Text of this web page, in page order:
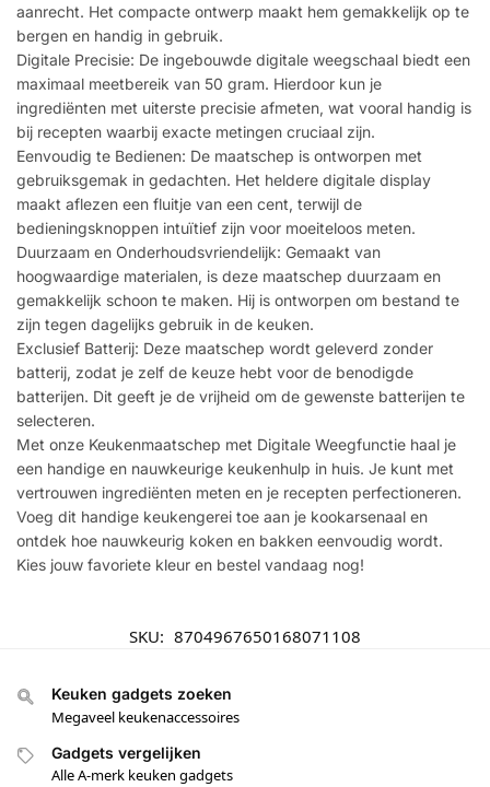
aanrecht. Het compacte ontwerp maakt hem gemakkelijk op te
bergen en handig in gebruik.
Digitale Precisie: De ingebouwde digitale weegschaal biedt een
maximaal meetbereik van 50 gram. Hierdoor kun je
ingrediënten met uiterste precisie afmeten, wat vooral handig is
bij recepten waarbij exacte metingen cruciaal zijn.
Eenvoudig te Bedienen: De maatschep is ontworpen met
gebruiksgemak in gedachten. Het heldere digitale display
maakt aflezen een fluitje van een cent, terwijl de
bedieningsknoppen intuïtief zijn voor moeiteloos meten.
Duurzaam en Onderhoudsvriendelijk: Gemaakt van
hoogwaardige materialen, is deze maatschep duurzaam en
gemakkelijk schoon te maken. Hij is ontworpen om bestand te
zijn tegen dagelijks gebruik in de keuken.
Exclusief Batterij: Deze maatschep wordt geleverd zonder
batterij, zodat je zelf de keuze hebt voor de benodigde
batterijen. Dit geeft je de vrijheid om de gewenste batterijen te
selecteren.
Met onze Keukenmaatschep met Digitale Weegfunctie haal je
een handige en nauwkeurige keukenhulp in huis. Je kunt met
vertrouwen ingrediënten meten en je recepten perfectioneren.
Voeg dit handige keukengerei toe aan je kookarsenaal en
ontdek hoe nauwkeurig koken en bakken eenvoudig wordt.
Kies jouw favoriete kleur en bestel vandaag nog!
SKU: 8704967650168071108
Keuken gadgets zoeken
Megaveel keukenaccessoires
Gadgets vergelijken
Alle A-merk keuken gadgets